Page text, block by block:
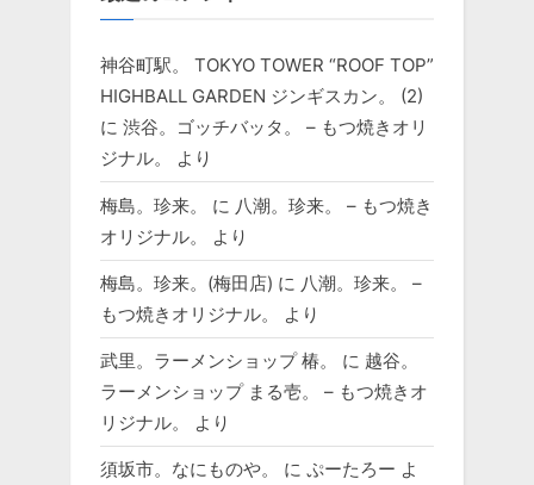
神谷町駅。 TOKYO TOWER “ROOF TOP”
HIGHBALL GARDEN ジンギスカン。 (2)
に 渋谷。ゴッチバッタ。 – もつ焼きオリ
ジナル。
より
梅島。珍来。 に 八潮。珍来。 – もつ焼き
オリジナル。
より
梅島。珍来。(梅田店) に 八潮。珍来。 –
もつ焼きオリジナル。
より
武里。ラーメンショップ 椿。 に 越谷。
ラーメンショップ まる壱。 – もつ焼きオ
リジナル。
より
須坂市。なにものや。 に ぷーたろー よ